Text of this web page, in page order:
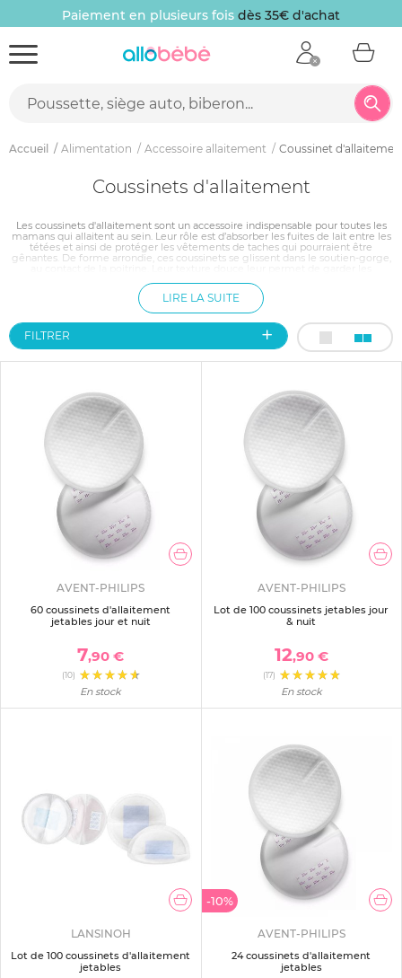
Paiement en plusieurs fois dès 35€ d'achat
Accueil Alimentation Accessoire allaitement Coussinet
Coussinets d'allaitement
Les coussinets d'allaitement sont un accessoire indispensable pour toutes les
mamans qui allaitent au sein. Leur rôle est d’absorber les fuites de lait entre les
tétées et ainsi de protéger les vêtements de taches qui pourraient être
gênantes. De forme arrondie, ces coussinets se glissent dans le soutien-gorge,
où la poitrine est déjà beaucoup sollicitée.
LIRE LA SUITE
FILTRER
AVENT-PHILIPS
60 coussinets d'allaitement
jetables jour et nuit
7,90 €
(10)
En stock
AVENT-PHILIPS
Lot de 100 coussinets jetables jour
& nuit
12,90 €
(17)
En stock
LANSINOH
Lot de 100 coussinets d'allaitement
jetables
-10%
AVENT-PHILIPS
24 coussinets d'allaitement
jetables